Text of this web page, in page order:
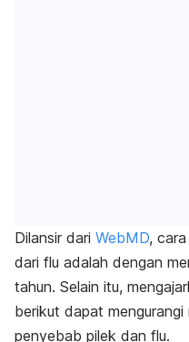
Dilansir dari WebMD,
dari flu adalah dengan
tahun. Selain itu,
berikut dapat
penyebab pilek dan flu.